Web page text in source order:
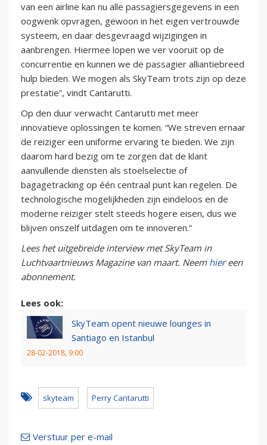
van een airline kan nu alle passagiersgegevens in een
oogwenk opvragen, gewoon in het eigen vertrouwde
systeem, en daar desgevraagd wijzigingen in
aanbrengen. Hiermee lopen we ver vooruit op de
concurrentie en kunnen we de passagier alliantiebreed
hulp bieden. We mogen als SkyTeam trots zijn op deze
prestatie”, vindt Cantarutti.
Op den duur verwacht Cantarutti met meer
innovatieve oplossingen te komen. “We streven ernaar
de reiziger een uniforme ervaring te bieden. We zijn
daarom hard bezig om te zorgen dat de klant
aanvullende diensten als stoelselectie of
bagagetracking op één centraal punt kan regelen. De
technologische mogelijkheden zijn eindeloos en de
moderne reiziger stelt steeds hogere eisen, dus we
blijven onszelf uitdagen om te innoveren.”
Lees het uitgebreide interview met SkyTeam in
Luchtvaartnieuws Magazine van maart. Neem hiereen
abonnement.
Lees ook:
SkyTeam opent nieuwe lounges in
Santiago en Istanbul
28-02-2018, 9:00
skyteam Perry Cantarutti
Verstuur per e-mail